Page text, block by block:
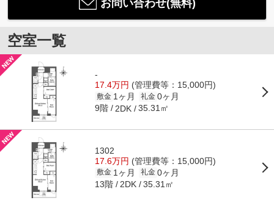
お問い合わせ(無料)
空室一覧
-
17.4万円 (管理費等：15,000円)
敷金 1ヶ月 礼金 0ヶ月
9階 2DK 35.31㎡
1302
17.6万円 (管理費等：15,000円)
敷金 1ヶ月 礼金 0ヶ月
13階 2DK 35.31㎡